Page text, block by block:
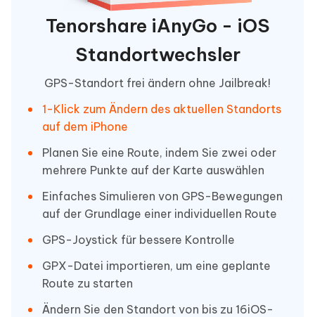
Tenorshare iAnyGo - iOS
Standortwechsler
GPS-Standort frei ändern ohne Jailbreak!
1-Klick zum Ändern des aktuellen Standorts
auf dem iPhone
Planen Sie eine Route, indem Sie zwei oder
mehrere Punkte auf der Karte auswählen
Einfaches Simulieren von GPS-Bewegungen
auf der Grundlage einer individuellen Route
GPS-Joystick für bessere Kontrolle
GPX-Datei importieren, um eine geplante
Route zu starten
Ändern Sie den Standort von bis zu 16iOS-